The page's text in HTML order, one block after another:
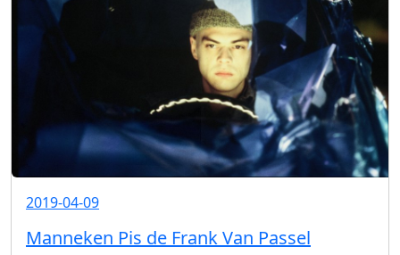
2019-04-09
Manneken Pis de Frank Van Passel